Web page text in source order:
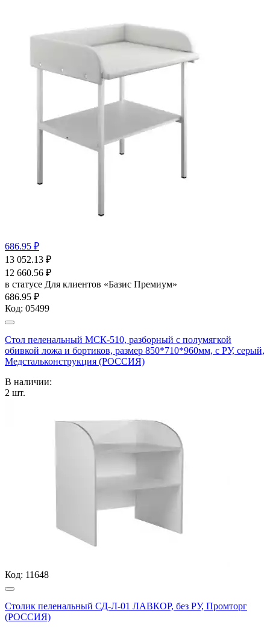
686.95 ₽
13 052.13 ₽
12 660.56 ₽
в статусе Для клиентов «Базис Премиум»
686.95 ₽
Код: 05499
Стол пеленальный МСК-510, разборный с полумягкой
обивкой ложа и бортиков, размер 850*710*960мм, с РУ, серый,
Медстальконструкция (РОССИЯ)
В наличии:
2 шт.
Код: 11648
Столик пеленальный СД-Л-01 ЛАВКОР, без РУ, Промторг
(РОССИЯ)